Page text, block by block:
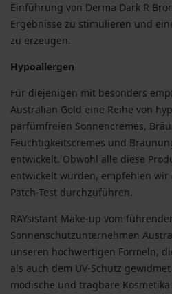
Einführung von Derma Dark R
Ergebnisse zu stimulieren und
zu erzeugen.
Hypoallergen
Für diejenigen mit besonders
Australian Gold eine Reihe von
parfümfreien Sonnencremes,
Feuchtigkeitscremes und
entwickelt. Obwohl alle diese
entwickelt wurden, empfehlen wir
Patch-Test durchzuführen.
RAYsistant Make-up vom
Sonnenschutzunternehmen
unseren hochwertigen Formeln,
als auch dem UV-Schutz
modische und tragbare